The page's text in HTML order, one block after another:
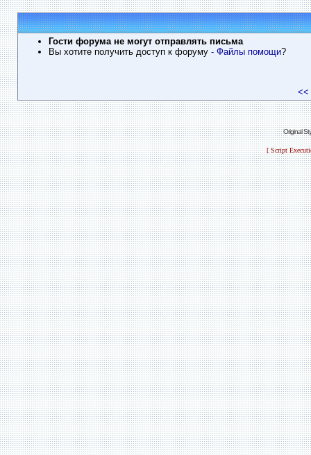
Гости форума не могут отправлять письма
Вы хотите получить доступ к форуму - Файлы помощи?
<<
Original
[ Script